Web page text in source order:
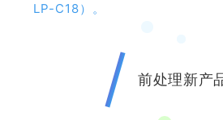
LP-C18）。
前处理新产